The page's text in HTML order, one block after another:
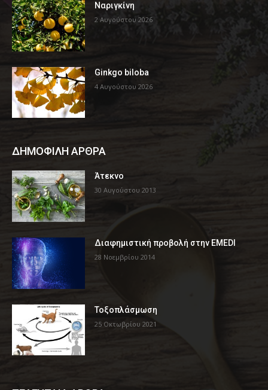
Ναριγκίνη
2 Αυγούστου 2026
Ginkgo biloba
4 Αυγούστου 2026
ΔΗΜΟΦΙΛΗ ΑΡΘΡΑ
Άτεκνο
30 Αυγούστου 2013
Διαφημιστική προβολή στην EMEDI
28 Νοεμβρίου 2014
Τοξοπλάσμωση
25 Οκτωβρίου 2021